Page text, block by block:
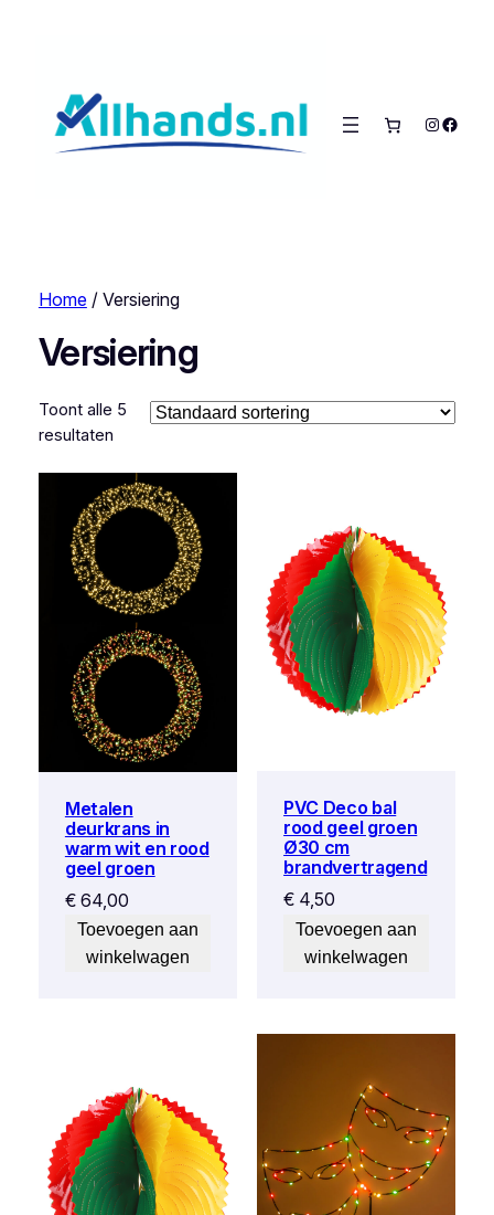
Home/ Versiering
Versiering
Toont alle 5
resultaten
Metalen
deurkrans in
warm wit en rood
geel groen
€64,00
Toevoegen aan
winkelwagen
PVC Deco bal
rood geel groen
Ø30 cm
brandvertragend
€ 4,50
Toevoegen aan
winkelwagen